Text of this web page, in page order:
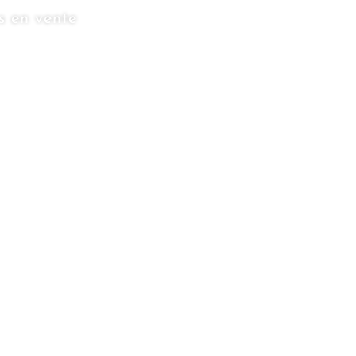
en vente